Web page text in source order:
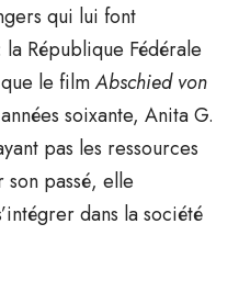
qui lui font
République Fédérale
que le filmAbschied von
soixante, Anita G.
pas les ressources
son passé, elle
dans la société